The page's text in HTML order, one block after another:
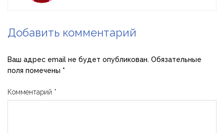
Добавить комментарий
Ваш адрес email не будет опубликован. Обязательные
поля помечены *
Комментарий *